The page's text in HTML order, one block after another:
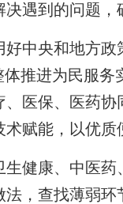
遇到的问题
央和地方政
推进为民服
医保、医药
赋能，以优
康、中医药
，查找薄弱